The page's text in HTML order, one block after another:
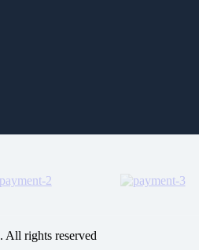
. All rights reserved